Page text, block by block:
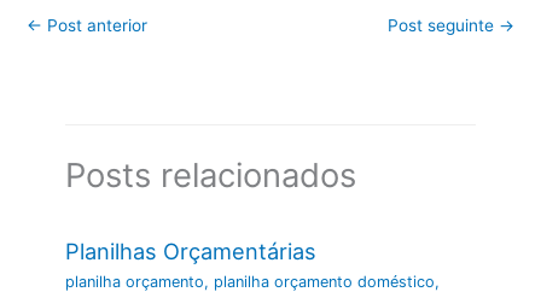
← Post anterior Post seguinte →
Posts relacionados
Planilhas Orçamentárias
planilha orçamento, planilha orçamento doméstico,